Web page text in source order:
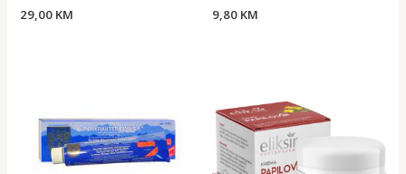
29,00 KM 9,80 KM